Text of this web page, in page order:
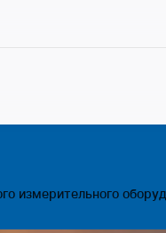
измерительного